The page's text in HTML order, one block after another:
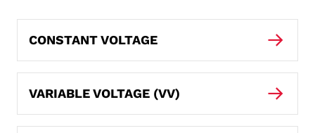
CONSTANT VOLTAGE
VARIABLE VOLTAGE (VV)